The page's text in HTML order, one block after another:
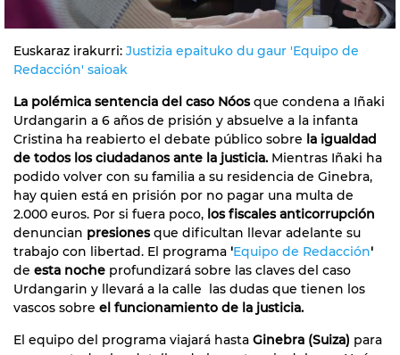
Euskaraz irakurri: Justizia epaituko du gaur 'Equipo de
Redacción' saioak
La polémica sentencia del caso Nóosque condena a Iñaki
Urdangarin a 6 años de prisión y absuelve a la infanta
Cristina ha reabierto el debate público sobre la igualdad
de todos los ciudadanos ante la justicia. Mientras Iñaki ha
podido volver con su familia a su residencia de Ginebra,
hay quien está en prisión por no pagar una multa de
2.000 euros. Por si fuera poco, los fiscales anticorrupción
denuncian presionesque dificultan llevar adelante su
trabajo con libertad. El programa 'Equipo de Redacción'
de esta noche profundizará sobre las claves del caso
Urdangarin y llevará a la calle las dudas que tienen los
vascos sobre el funcionamiento de la justicia.
El equipo del programa viajará hasta Ginebra (Suiza) para